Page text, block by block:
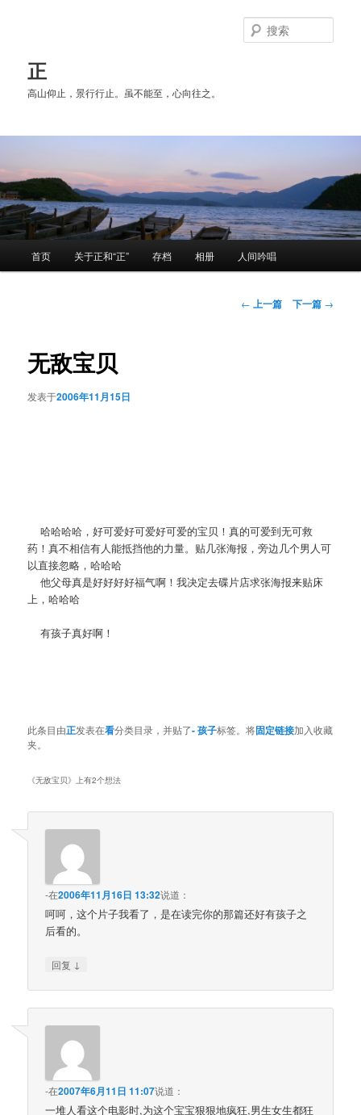
正
高山仰止，景行行止。虽不能至，心向往之。
索
首页 关于正和“正” 存档 相册 人间吟唱
文
← 上一篇 下一篇 →
无敌宝贝
发表于2006年11月15日
哈哈哈哈，好可爱好可爱好可爱的宝贝！真的可爱到无可救
药！真不相信有人能抵挡他的力量。贴几张海报，旁边几个男人可
以直接忽略，哈哈哈
他父母真是好好好好福气啊！我决定去碟片店求张海报来贴床
上，哈哈哈
有孩子真好啊！
此条目由正发表在看分类目录，并贴了- 孩子标签。将固定链接加入收藏
夹。
《无敌宝贝》上有2个想法
-在2006年11月16日 13:32说道：
呵呵，这个片子我看了，是在读完你的那篇还好有孩子之
后看的。
回复 ↓
-在2007年6月11日 11:07说道：
一堆人看这个电影时,为这个宝宝狠狠地疯狂,男生女生都狂